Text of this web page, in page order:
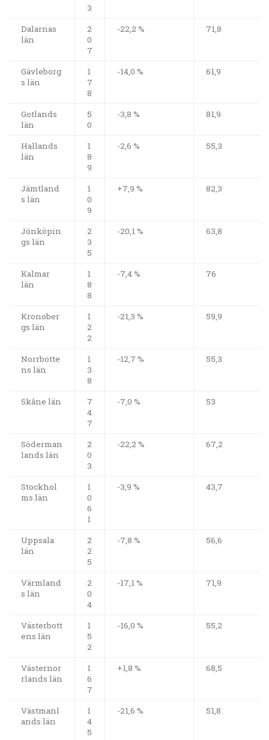
3
Dalarnas
län
2
0
7
-22,2 % 71,8
Gävleborg
s län
1
7
8
-14,0 % 61,9
Gotlands
län
5
0
-3,8 % 81,9
Hallands
län
1
8
9
-2,6 % 55,3
Jämtland
s län
1
0
9
+7,9 % 82,3
Jönköpin
gs län
2
3
5
-20,1 % 63,8
Kalmar
län
1
8
8
-7,4 % 76
Kronober
gs län
1
2
2
-21,3 % 59,9
Norrbotte
ns län
1
3
8
-12,7 % 55,3
Skåne län
7
4
7
-7,0 % 53
Söderman
lands län
2
0
3
-22,2 % 67,2
Stockhol
ms län
1
0
6
1
-3,9 % 43,7
Uppsala
län
2
2
5
-7,8 % 56,6
Värmland
s län
2
0
4
-17,1 % 71,9
Västerbott
ens län
1
5
2
-16,0 % 55,2
Västernor
rlands län
1
6
7
+1,8 % 68,5
Västmanl
ands län
1
4
5
-21,6 % 51,8